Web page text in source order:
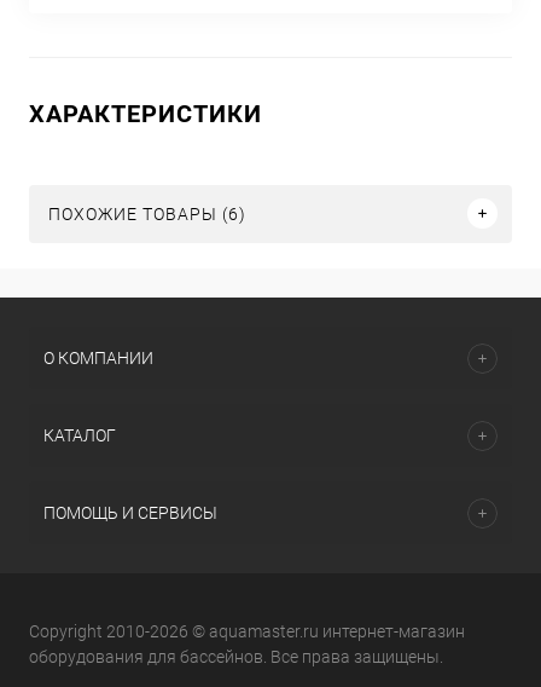
ХАРАКТЕРИСТИКИ
ПОХОЖИЕ ТОВАРЫ (6)
О КОМПАНИИ
КАТАЛОГ
ПОМОЩЬ И СЕРВИСЫ
Copyright 2010-2026 © aquamaster.ru интернет-магазин
оборудования для бассейнов. Все права защищены.